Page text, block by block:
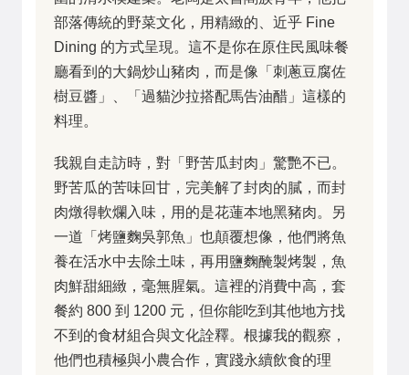
部落傳統的野菜文化，用精緻的、近乎 Fine
Dining 的方式呈現。這不是你在原住民風味餐
廳看到的大鍋炒山豬肉，而是像「刺蔥豆腐佐
樹豆醬」、「過貓沙拉搭配馬告油醋」這樣的
料理。
我親自走訪時，對「野苦瓜封肉」驚艷不已。
野苦瓜的苦味回甘，完美解了封肉的膩，而封
肉燉得軟爛入味，用的是花蓮本地黑豬肉。另
一道「烤鹽麴吳郭魚」也顛覆想像，他們將魚
養在活水中去除土味，再用鹽麴醃製烤製，魚
肉鮮甜細緻，毫無腥氣。這裡的消費中高，套
餐約 800 到 1200 元，但你能吃到其他地方找
不到的食材組合與文化詮釋。根據我的觀察，
他們也積極與小農合作，實踐永續飲食的理